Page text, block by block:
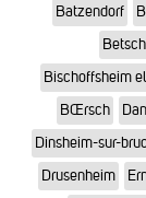
Batzendorf
Bischoffsheim
BŒrsch
Dinsheim-sur-
Drusenheim